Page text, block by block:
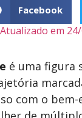
Facebook
Atualizado em
é uma figura
com o